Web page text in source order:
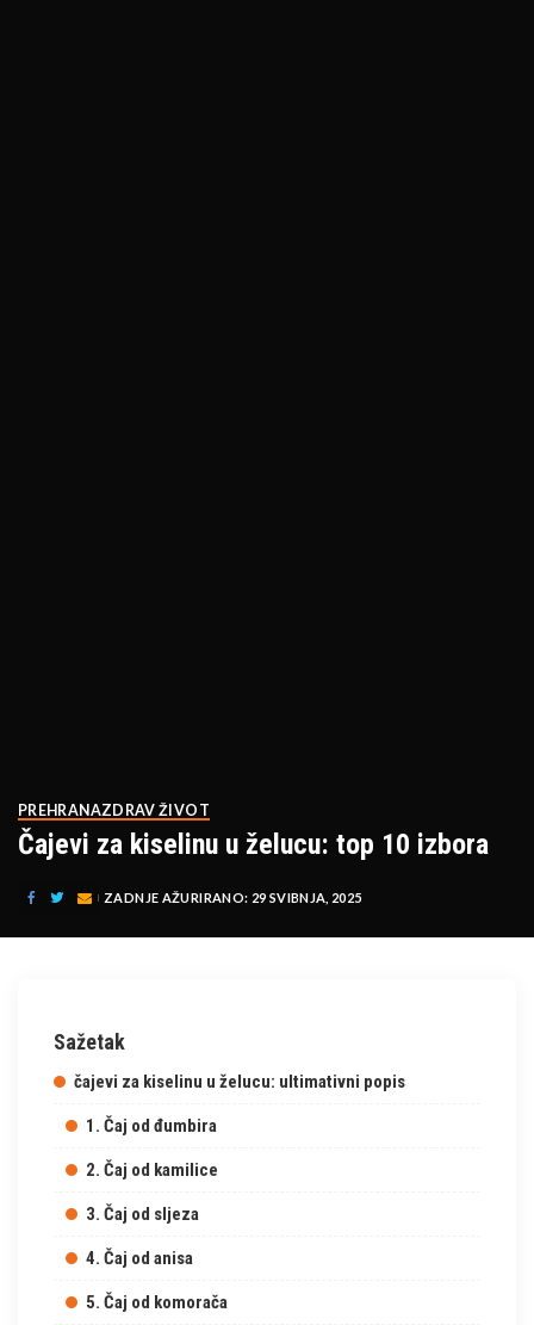
PREHRANAZDRAV ŽIVOT
Čajevi za kiselinu u želucu: top 10 izbora
ZADNJE AŽURIRANO: 29 SVIBNJA, 2025
Sažetak
čajevi za kiselinu u želucu: ultimativni popis
1. Čaj od đumbira
2. Čaj od kamilice
3. Čaj od sljeza
4. Čaj od anisa
5. Čaj od komorača